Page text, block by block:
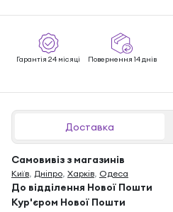
Гарантія 24 місяці Повернення 14 днів
Доставка
Самовивіз з магазинів
Київ, Дніпро, Харків, Одеса
До відділення Нової Пошти
Кур'єром Нової Пошти